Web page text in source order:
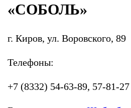
«СОБОЛЬ»
г. Киров, ул. Воровского, 89
Телефоны:
+7 (8332) 54-63-89, 57-81-27